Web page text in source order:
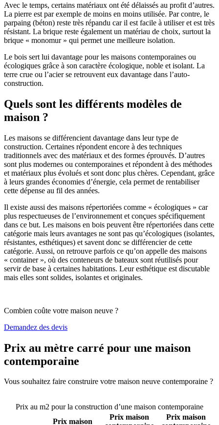
Avec le temps, certains matériaux ont été délaissés au profit d’autres.
La pierre est par exemple de moins en moins utilisée. Par contre, le
parpaing (béton) reste très répandu car il est facile à utiliser et est très
résistant. La brique reste également un matériau de choix, surtout la
brique « monomur » qui permet une meilleure isolation.
Le bois sert lui davantage pour les maisons contemporaines ou
écologiques grâce à son caractère écologique, noble et isolant. La
terre crue ou l’acier se retrouvent eux davantage dans l’auto-
construction.
Quels sont les différents modèles de
maison ?
Les maisons se différencient davantage dans leur type de
construction. Certaines répondent encore à des techniques
traditionnels avec des matériaux et des formes éprouvés. D’autres
sont plus modernes ou contemporaines et répondent à des méthodes
et matériaux plus évolués et sont donc plus chères. Cependant, grâce
à leurs grandes économies d’énergie, cela permet de rentabiliser
cette dépense au fil des années.
Il existe aussi des maisons répertoriées comme « écologiques » car
plus respectueuses de l’environnement et conçues spécifiquement
dans ce but. Les maisons en bois peuvent être répertoriées dans cette
catégorie mais leurs avantages ne sont pas qu’écologiques (isolantes,
résistantes, esthétiques) et savent donc se différencier de cette
catégorie. Aussi, on retrouve parfois ce qu’on appelle des maisons
« container », où des conteneurs de bateaux sont réutilisés pour
servir de base à certaines habitations. Leur esthétique est discutable
mais elles sont solides, isolantes et originales.
Combien coûte votre maison neuve ?
Demandez des devis
Prix au mètre carré pour une maison
contemporaine
Vous souhaitez faire construire votre maison neuve contemporaine ?
Prix au m2 pour la construction d’une maison contemporaine
Prix maison
Prix maison
Prix maison